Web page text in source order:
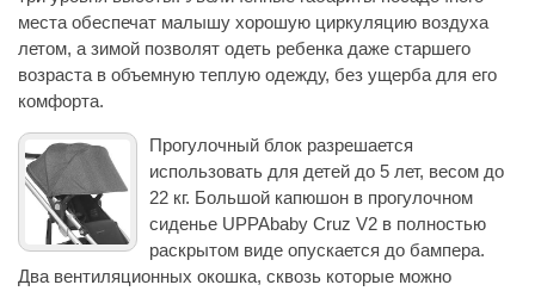
места обеспечат малышу хорошую циркуляцию воздуха
летом, а зимой позволят одеть ребенка даже старшего
возраста в объемную теплую одежду, без ущерба для его
комфорта.
Прогулочный блок разрешается
использовать для детей до 5 лет, весом до
22 кг. Большой капюшон в прогулочном
сиденье UPPAbaby Cruz V2 в полностью
раскрытом виде опускается до бампера.
Два вентиляционных окошка, сквозь которые можно